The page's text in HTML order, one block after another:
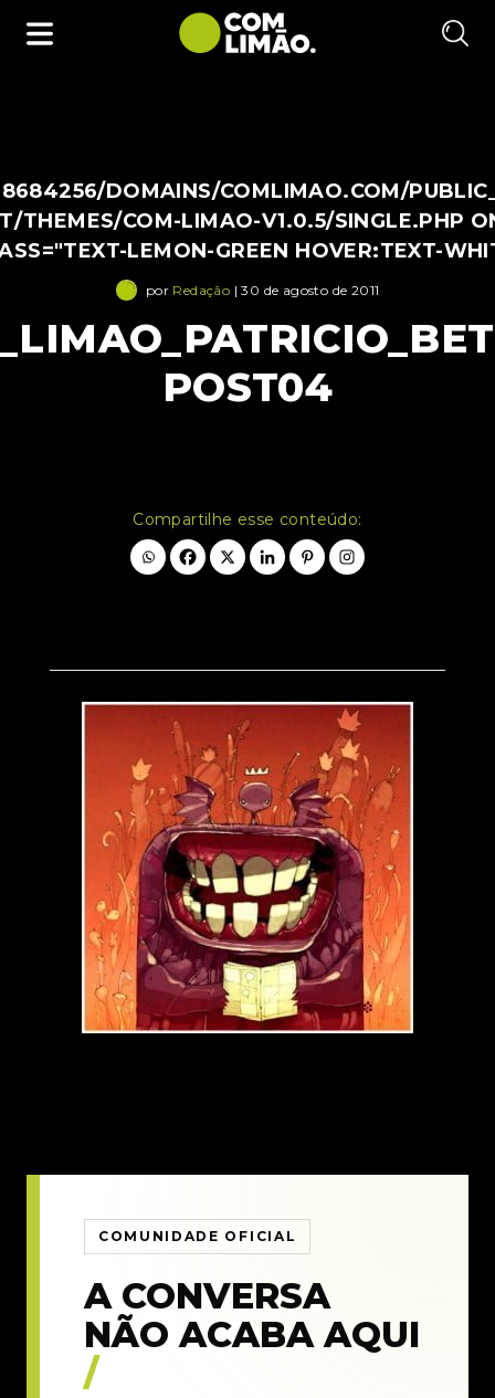
DOMAINS/COMLIMAO.COM/
THEMES/COM-LIMAO-V1.0.5/SINGLE.PHP
LEMON-GREEN HOVER:TEXT-
por Redação | 30 de agosto de 2011
POST04
Compartilhe esse conteúdo:
COMUNIDADE OFICIAL
A CONVERSA
NÃO ACABA AQUI
/